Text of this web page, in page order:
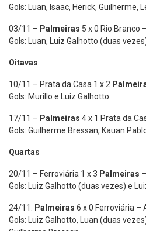
Gols: Luan, Isaac, Herick, Guilherme,
03/11 – Palmeiras 5 x 0 Rio Branco
Gols: Luan, Luiz Galhotto (duas
Oitavas
10/11 – Prata da Casa 1 x 2
Gols: Murillo e Luiz Galhotto
17/11 – Palmeiras 4 x 1 Prata da
Gols: Guilherme Bressan, Kauan
Quartas
20/11 – Ferroviária 1 x 3 Palmeiras
Gols: Luiz Galhotto (duas vezes) e
24/11: Palmeiras 6 x 0 Ferroviária –
Gols: Luiz Galhotto, Luan (duas